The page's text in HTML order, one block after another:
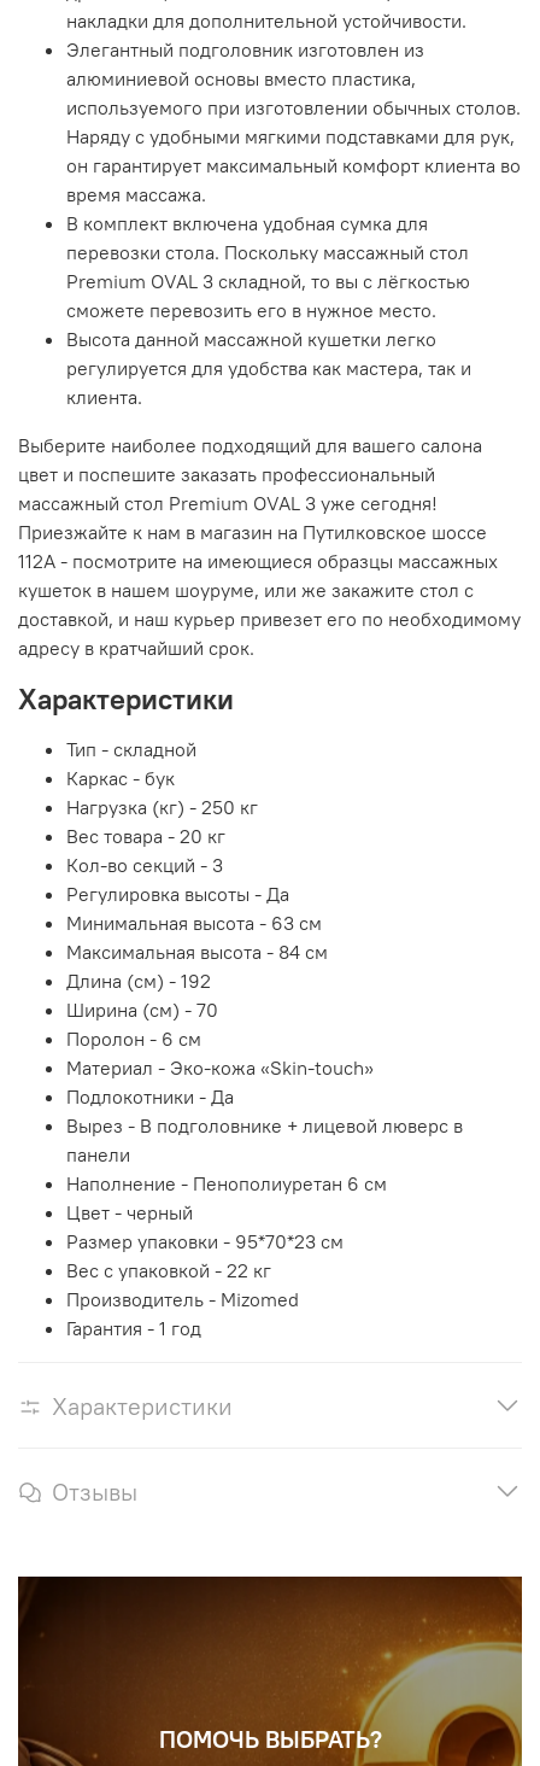
накладки для дополнительной устойчивости.
Элегантный подголовник изготовлен из
алюминиевой основы вместо пластика,
используемого при изготовлении обычных столов.
Наряду с удобными мягкими подставками для рук,
он гарантирует максимальный комфорт клиента во
время массажа.
В комплект включена удобная сумка для
перевозки стола. Поскольку массажный стол
Premium OVAL 3 складной, то вы с лёгкостью
сможете перевозить его в нужное место.
Высота данной массажной кушетки легко
регулируется для удобства как мастера, так и
клиента.
Выберите наиболее подходящий для вашего салона
цвет и поспешите заказать профессиональный
массажный стол Premium OVAL 3 уже сегодня!
Приезжайте к нам в магазин на Путилковское шоссе
112А - посмотрите на имеющиеся образцы массажных
кушеток в нашем шоуруме, или же закажите стол с
доставкой, и наш курьер привезет его по необходимому
адресу в кратчайший срок.
Характеристики
Тип - складной
Каркас - бук
Нагрузка (кг) - 250 кг
Вес товара - 20 кг
Кол-во секций - 3
Регулировка высоты - Да
Минимальная высота - 63 см
Максимальная высота - 84 см
Длина (см) - 192
Ширина (см) - 70
Поролон - 6 см
Материал - Эко-кожа «Skin-touch»
Подлокотники - Да
Вырез - В подголовнике + лицевой люверс в
панели
Наполнение - Пенополиуретан 6 см
Цвет - черный
Размер упаковки - 95*70*23 см
Вес с упаковкой - 22 кг
Производитель - Mizomed
Гарантия - 1 год
Характеристики
Отзывы
ПОМОЧЬ ВЫБРАТЬ?